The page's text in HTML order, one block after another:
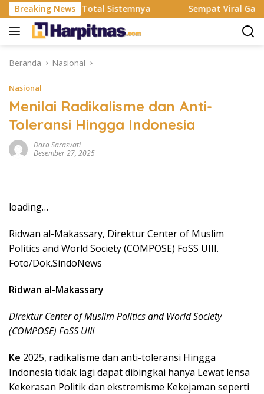
Langsung
ke
konten
Breaking News
Rombak Total Sistemnya Sempat Viral Gaya ASI
Beranda Nasional
Nasional
Menilai Radikalisme dan Anti-
Toleransi Hingga Indonesia
Dara Sarasvati
Desember 27, 2025
loading…
Ridwan al-Makassary, Direktur Center of Muslim
Politics and World Society (COMPOSE) FoSS UIII.
Foto/Dok.SindoNews
Ridwan al-Makassary
Direktur Center of Muslim Politics and World Society
(COMPOSE) FoSS UIII
Ke 2025, radikalisme dan anti-toleransi Hingga
Indonesia tidak lagi dapat dibingkai hanya Lewat lensa
Kekerasan Politik dan ekstremisme Kekejaman seperti